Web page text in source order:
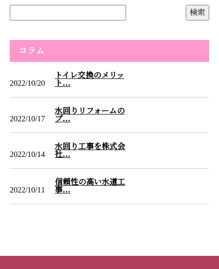
コラム
2022/10/20
トイレ交換のメリッ
ト…
2022/10/17
水回りリフォームの
プ…
2022/10/14
水回り工事を株式会
社…
2022/10/11
信頼性の高い水道工
事…